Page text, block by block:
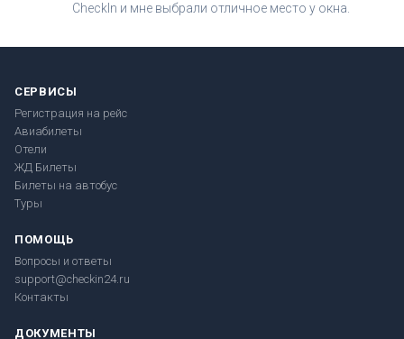
CheckIn и мне выбрали отличное место у окна.
СЕРВИСЫ
Регистрация на рейс
Авиабилеты
Отели
ЖД Билеты
Билеты на автобус
Туры
ПОМОЩЬ
Вопросы и ответы
support@checkin24.ru
Контакты
ДОКУМЕНТЫ